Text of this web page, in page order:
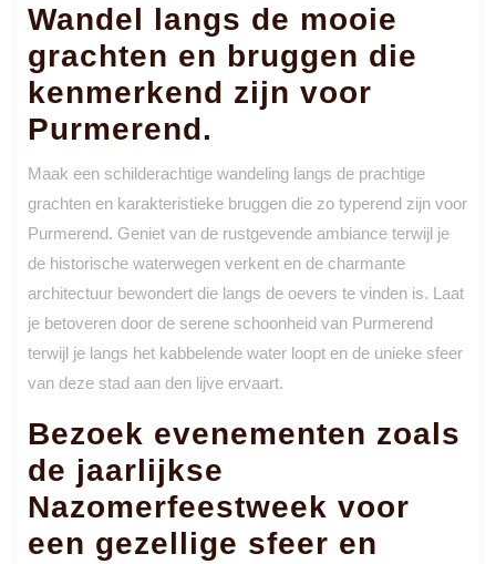
Wandel langs de mooie
grachten en bruggen die
kenmerkend zijn voor
Purmerend.
Maak een schilderachtige wandeling langs de prachtige
grachten en karakteristieke bruggen die zo typerend zijn voor
Purmerend. Geniet van de rustgevende ambiance terwijl je
de historische waterwegen verkent en de charmante
architectuur bewondert die langs de oevers te vinden is. Laat
je betoveren door de serene schoonheid van Purmerend
terwijl je langs het kabbelende water loopt en de unieke sfeer
van deze stad aan den lijve ervaart.
Bezoek evenementen zoals
de jaarlijkse
Nazomerfeestweek voor
een gezellige sfeer en